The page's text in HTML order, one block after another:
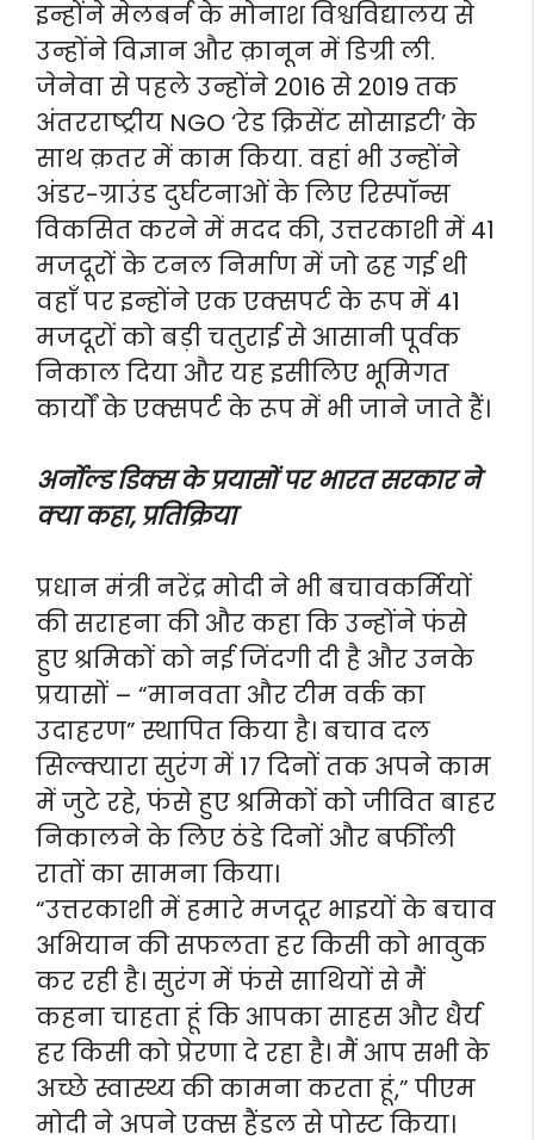
इन्होंने मेलबर्न के मोनाश विश्वविद्यालय से
उन्होंने विज्ञान और क़ानून में डिग्री ली.
जेनेवा से पहले उन्होंने 2016 से 2019 तक
अंतरराष्ट्रीय NGO ‘रेड क्रिसेंट सोसाइटी’ के
साथ क़तर में काम किया. वहां भी उन्होंने
अंडर-ग्राउंड दुर्घटनाओं के लिए रिस्पॉन्स
विकसित करने में मदद की, उत्तरकाशी में 41
मजदूरों के टनल निर्माण में जो ढह गई थी
वहाँ पर इन्होंने एक एक्सपर्ट के रूप में 41
मजदूरों को बड़ी चतुराई से आसानी पूर्वक
निकाल दिया और यह इसीलिए भूमिगत
कार्यों के एक्सपर्ट के रूप में भी जाने जाते हैं।
अर्नोल्ड डिक्स के प्रयासों पर भारत सरकार ने
क्या कहा, प्रतिक्रिया
प्रधान मंत्री नरेंद्र मोदी ने भी बचावकर्मियों
की सराहना की और कहा कि उन्होंने फंसे
हुए श्रमिकों को नई जिंदगी दी है और उनके
प्रयासों – “मानवता और टीम वर्क का
उदाहरण” स्थापित किया है। बचाव दल
सिल्क्यारा सुरंग में 17 दिनों तक अपने काम
में जुटे रहे, फंसे हुए श्रमिकों को जीवित बाहर
निकालने के लिए ठंडे दिनों और बर्फीली
रातों का सामना किया।
“उत्तरकाशी में हमारे मजदूर भाइयों के बचाव
अभियान की सफलता हर किसी को भावुक
कर रही है। सुरंग में फंसे साथियों से मैं
कहना चाहता हूं कि आपका साहस और धैर्य
हर किसी को प्रेरणा दे रहा है। मैं आप सभी के
अच्छे स्वास्थ्य की कामना करता हूं,” पीएम
मोदी ने अपने एक्स हैंडल से पोस्ट किया।